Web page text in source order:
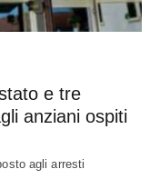
e tre
anziani ospiti
agli arresti